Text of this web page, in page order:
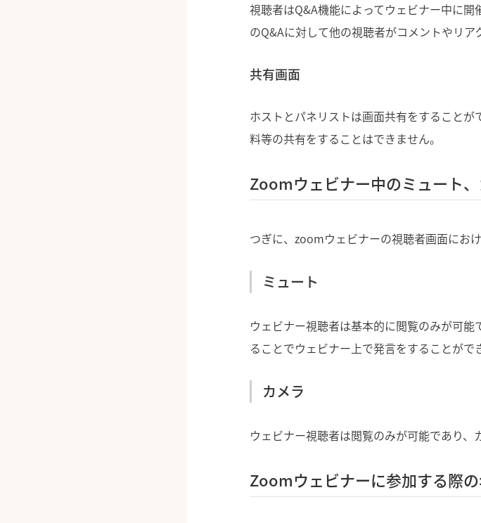
視聴者はQ&A機能によってウェビナー中に
のQ&Aに対して他の視聴者がコメントやリア
共有画面
ホストとパネリストは画面共有をすること
料等の共有をすることはできません。
Zoomウェビナー中のミュート
つぎに、zoomウェビナーの視聴者画面にお
ミュート
ウェビナー視聴者は基本的に閲覧のみが可
ることでウェビナー上で発言をすることがで
カメラ
ウェビナー視聴者は閲覧のみが可能であり、
Zoomウェビナーに参加する際